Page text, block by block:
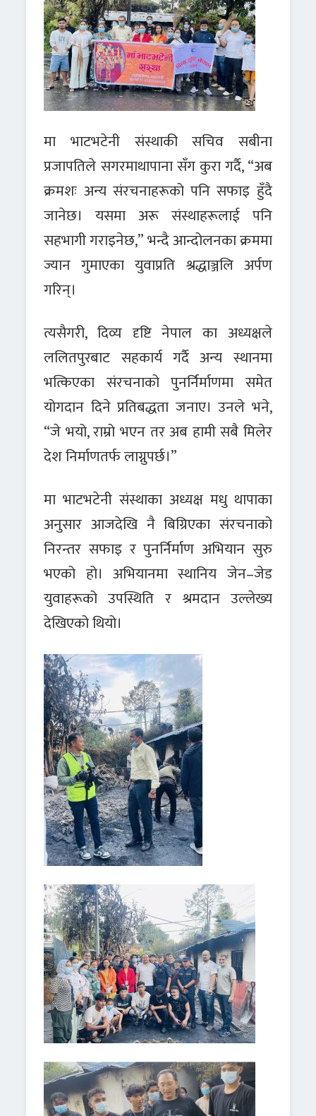
मा भाटभटेनी संस्थाकी सचिव सबीना
प्रजापतिले सगरमाथापाना सँग कुरा गर्दै, “अब
क्रमशः अन्य संरचनाहरूको पनि सफाइ हुँदै
जानेछ। यसमा अरू संस्थाहरूलाई पनि
सहभागी गराइनेछ,” भन्दै आन्दोलनका क्रममा
ज्यान गुमाएका युवाप्रति श्रद्धाञ्जलि अर्पण
गरिन्।
त्यसैगरी,दिव्य दृष्टि नेपाल का अध्यक्षले
ललितपुरबाट सहकार्य गर्दै अन्य स्थानमा
भत्किएका संरचनाको पुनर्निर्माणमा समेत
योगदान दिने प्रतिबद्धता जनाए। उनले भने,
“जे भयो, राम्रो भएन तर अब हामी सबै मिलेर
देश निर्माणतर्फ लाग्नुपर्छ।”
मा भाटभटेनी संस्थाका अध्यक्ष मधु थापाका
अनुसार आजदेखि नै बिग्रिएका संरचनाको
निरन्तर सफाइ र पुनर्निर्माण अभियान सुरु
भएको हो। अभियानमा स्थानिय जेन–जेड
युवाहरूको उपस्थिति र श्रमदानउल्लेख्य
देखिएको थियो।